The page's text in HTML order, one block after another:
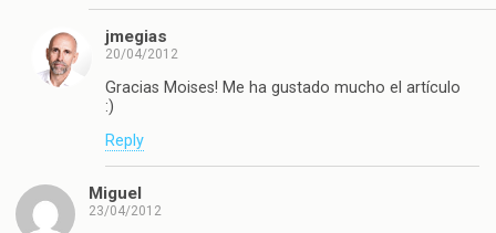
jmegias
20/04/2012
Gracias Moises! Me ha gustado mucho el artículo
:)
Reply
Miguel
23/04/2012